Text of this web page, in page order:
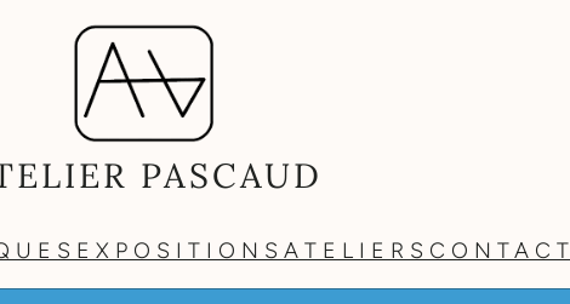
PASCAUD
EXPOSITIONS ATELIERS CONTACT